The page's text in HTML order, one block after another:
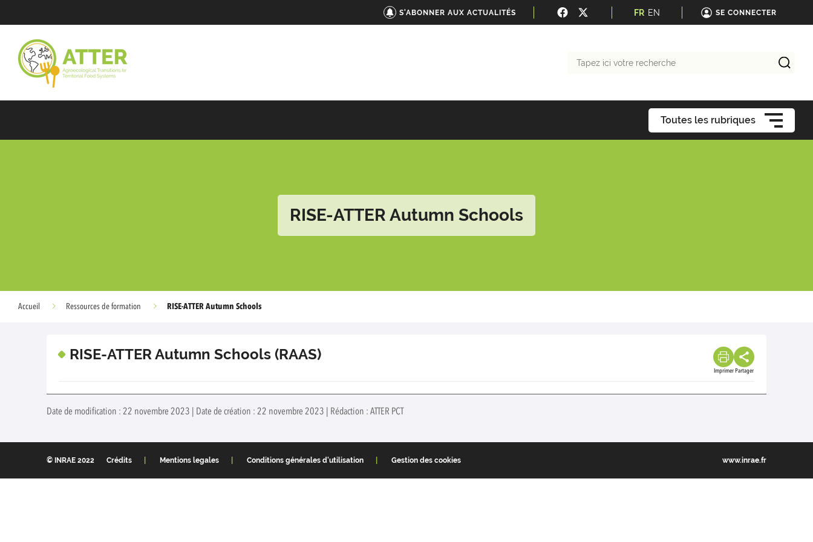
S'ABONNER AUX ACTUALITÉS FR EN SE CONNECTER
Toutes les rubriques
RISE-ATTER Autumn Schools
Accueil Ressources de formation RISE-ATTER Autumn Schools
RISE-ATTER Autumn Schools (RAAS)
Imprimer Partager
Date de modification : 22 novembre 2023 | Date de création : 22 novembre 2023 | Rédaction : ATTER PCT
© INRAE 2022 Crédits Mentions legales Conditions générales d'utilisation Gestion des cookies www.inrae.fr